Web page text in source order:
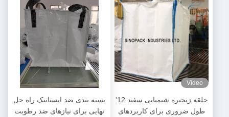
Video
حلقه زنجیره شیمیایی سفید 12'
طول ضروری برای کاربردهای
بسته بندی ضد ایستاتیک راه حل
نهایی برای نیازهای ضد رطوبت